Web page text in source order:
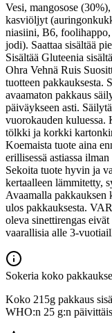
Vesi, mangosose
kasviöljyt
niasiini, B6,
jodi). Saattaa sisältää
Sisältää Gluteenia
Ohra Vehnä Ruis
tuotteen
avaamaton pakkaus
päiväykseen asti.
vuorokauden
tölkki ja korkki
Koemaista tuote aina
erillisessä astiassa
Sekoita tuote hyvin ja
kertaalleen lämmitetty,
Avaamalla pakkauksen
ulos pakkauksesta.
oleva sinettirengas
vaarallisia alle 3-
Sokeria koko
Koko 215g pakkaus
WHO:n 25 g:n